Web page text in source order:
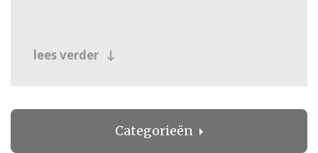
lees verder
Categorieën